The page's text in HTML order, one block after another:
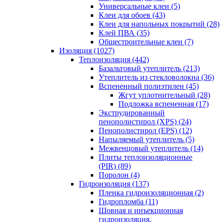
Универсальные клеи (5)
Клеи для обоев (43)
Клеи для напольных покрытий (28)
Клей ПВА (35)
Общестроительные клеи (7)
Изоляция (1027)
Теплоизоляция (442)
Базальтовый утеплитель (213)
Утеплитель из стекловолокна (36)
Вспененный полиэтилен (45)
Жгут уплотнительный (28)
Подложка вспененная (17)
Экструдированный
пенополистирол (XPS) (24)
Пенополистирол (EPS) (12)
Напыляемый утеплитель (5)
Межвенцовый утеплитель (14)
Плиты теплоизоляционные
(PIR) (89)
Поролон (4)
Гидроизоляция (137)
Пленка гидроизоляционная (2)
Гидропломба (11)
Шовная и инъекционная
гидроизоляция,